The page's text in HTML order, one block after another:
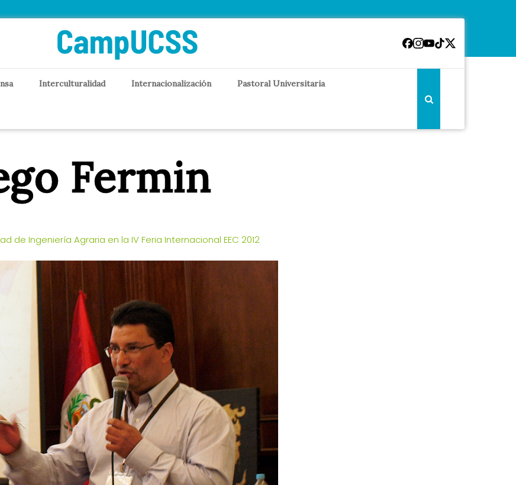
Interculturalidad Internacionalización Pastoral Universitaria
Fermin
de Ingeniería Agraria en la IV Feria Internacional EEC 2012